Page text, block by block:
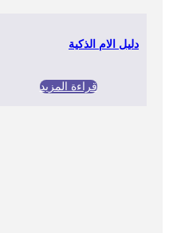
دليل الام الذكية
قراءة المزيد